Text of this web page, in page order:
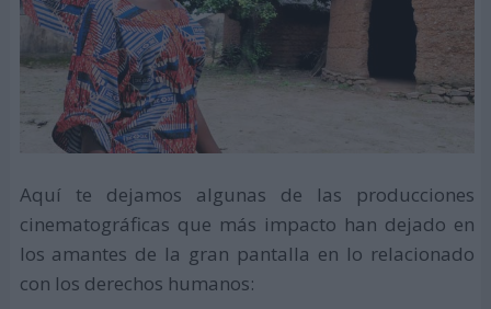
Aquí te dejamos algunas de las producciones
cinematográficas que más impacto han dejado en
los amantes de la gran pantalla en lo relacionado
con los derechos humanos: